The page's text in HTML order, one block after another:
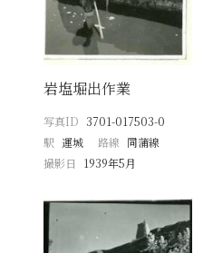
岩塩堀出作業
写真ID 3701-017503-0
駅 運城 路線 同蒲線
撮影日
1939年5月